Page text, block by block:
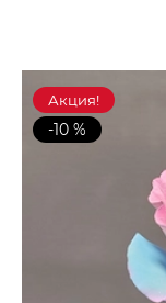
Акция!
-10 %